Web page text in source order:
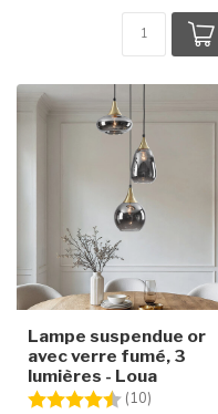
Lampe suspendue or
avec verre fumé, 3
lumières - Loua
Note:
(10)